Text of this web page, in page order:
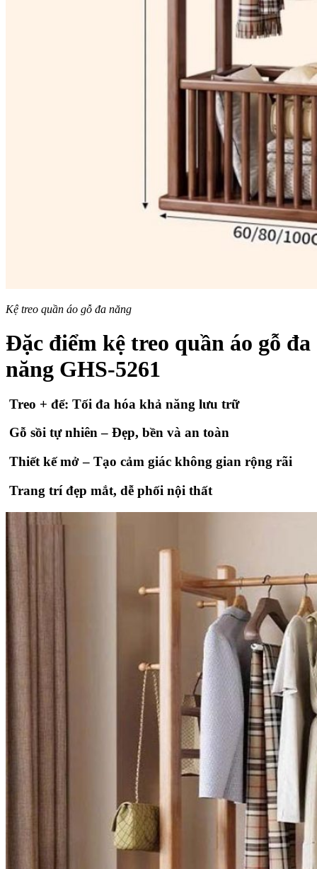
Kệ treo quần áo gỗ đa năng
Đặc điểm kệ treo quần áo gỗ đa
năng GHS-5261
Treo + để: Tối đa hóa khả năng lưu trữ
Gỗ sồi tự nhiên – Đẹp, bền và an toàn
Thiết kế mở – Tạo cảm giác không gian rộng rãi
Trang trí đẹp mắt, dễ phối nội thất